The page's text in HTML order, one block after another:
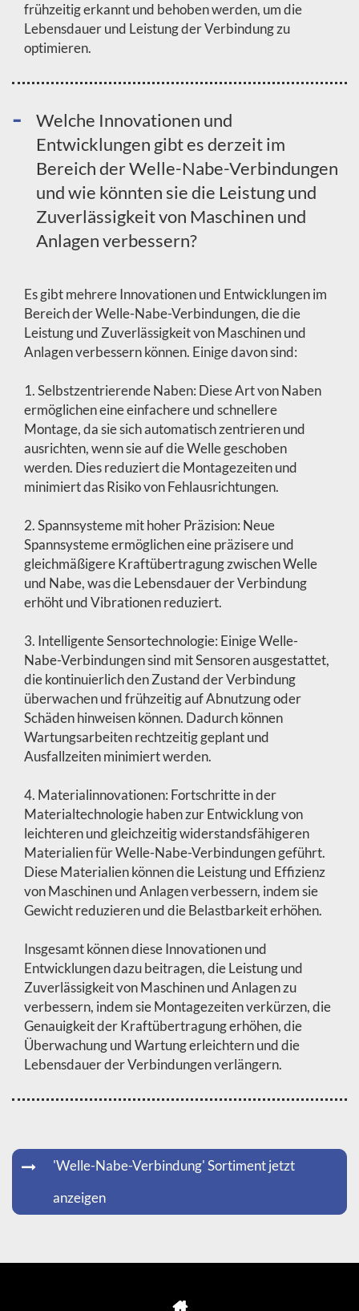
frühzeitig erkannt und behoben werden, um die
Lebensdauer und Leistung der Verbindung zu
optimieren.
Welche Innovationen und
Entwicklungen gibt es derzeit im
Bereich der Welle-Nabe-Verbindungen
und wie könnten sie die Leistung und
Zuverlässigkeit von Maschinen und
Anlagen verbessern?
Es gibt mehrere Innovationen und Entwicklungen im
Bereich der Welle-Nabe-Verbindungen, die die
Leistung und Zuverlässigkeit von Maschinen und
Anlagen verbessern können. Einige davon sind:
1. Selbstzentrierende Naben: Diese Art von Naben
ermöglichen eine einfachere und schnellere
Montage, da sie sich automatisch zentrieren und
ausrichten, wenn sie auf die Welle geschoben
werden. Dies reduziert die Montagezeiten und
minimiert das Risiko von Fehlausrichtungen.
2. Spannsysteme mit hoher Präzision: Neue
Spannsysteme ermöglichen eine präzisere und
gleichmäßigere Kraftübertragung zwischen Welle
und Nabe, was die Lebensdauer der Verbindung
erhöht und Vibrationen reduziert.
3. Intelligente Sensortechnologie: Einige Welle-
Nabe-Verbindungen sind mit Sensoren ausgestattet,
die kontinuierlich den Zustand der Verbindung
überwachen und frühzeitig auf Abnutzung oder
Schäden hinweisen können. Dadurch können
Wartungsarbeiten rechtzeitig geplant und
Ausfallzeiten minimiert werden.
4. Materialinnovationen: Fortschritte in der
Materialtechnologie haben zur Entwicklung von
leichteren und gleichzeitig widerstandsfähigeren
Materialien für Welle-Nabe-Verbindungen geführt.
Diese Materialien können die Leistung und Effizienz
von Maschinen und Anlagen verbessern, indem sie
Gewicht reduzieren und die Belastbarkeit erhöhen.
Insgesamt können diese Innovationen und
Entwicklungen dazu beitragen, die Leistung und
Zuverlässigkeit von Maschinen und Anlagen zu
verbessern, indem sie Montagezeiten verkürzen, die
Genauigkeit der Kraftübertragung erhöhen, die
Überwachung und Wartung erleichtern und die
Lebensdauer der Verbindungen verlängern.
'Welle-Nabe-Verbindung' Sortiment jetzt
anzeigen